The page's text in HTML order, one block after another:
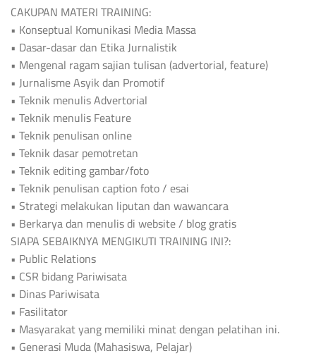
CAKUPAN MATERI TRAINING:
• Konseptual Komunikasi Media Massa
• Dasar-dasar dan Etika Jurnalistik
• Mengenal ragam sajian tulisan (advertorial, feature)
• Jurnalisme Asyik dan Promotif
• Teknik menulis Advertorial
• Teknik menulis Feature
• Teknik penulisan online
• Teknik dasar pemotretan
• Teknik editing gambar/foto
• Teknik penulisan caption foto / esai
• Strategi melakukan liputan dan wawancara
• Berkarya dan menulis di website / blog gratis
SIAPA SEBAIKNYA MENGIKUTI TRAINING INI?:
• Public Relations
• CSR bidang Pariwisata
• Dinas Pariwisata
• Fasilitator
• Masyarakat yang memiliki minat dengan pelatihan ini.
• Generasi Muda (Mahasiswa, Pelajar)